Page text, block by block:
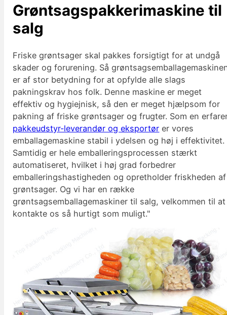
Grøntsagspakkerimaskine til
salg
Friske grøntsager skal pakkes forsigtigt for at undgå
skader og forurening. Så
er af stor betydning for at opfylde alle slags
pakningskrav hos folk. Denne maskine er meget
effektiv og hygiejnisk, så den er meget hjælpsom for
pakning af friske grøntsager og frugter. Som en
pakkeudstyr-leverandør og eksportør er vores
emballagemaskine stabil i ydelsen og høj i effektivitet.
Samtidig er hele emballeringsprocessen stærkt
automatiseret, hvilket i høj grad forbedrer
emballeringshastigheden og opretholder friskheden af
grøntsager. Og vi har en række
grøntsagsemballagemaskiner til salg, velkommen til at
kontakte os så hurtigt som muligt."